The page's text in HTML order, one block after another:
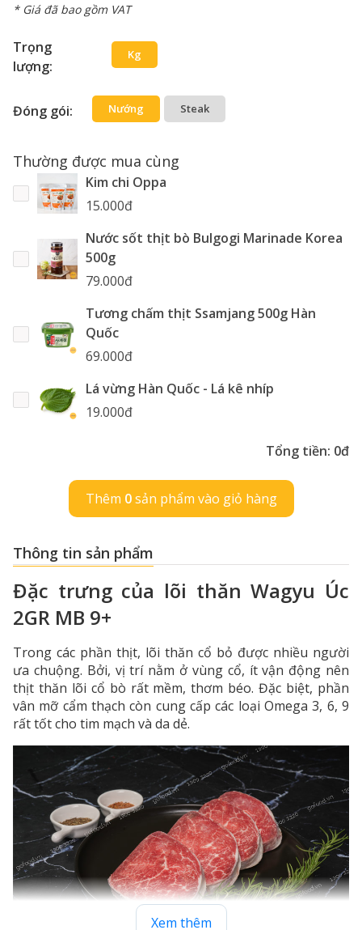
* Giá đã bao gồm VAT
Trọng
lượng:
Kg
Đóng gói: Nướng Steak
Thường được mua cùng
Kim chi Oppa
15.000đ
Nước sốt thịt bò Bulgogi Marinade Korea
500g
79.000đ
Tương chấm thịt Ssamjang 500g Hàn
Quốc
69.000đ
Lá vừng Hàn Quốc - Lá kê nhíp
19.000đ
Tổng tiền: 0đ
Thêm 0sản phẩm vào giỏ hàng
Thông tin sản phẩm
Đặc trưng của lõi thăn Wagyu Úc
2GR MB 9+
Trong các phần thịt, lõi thăn cổ bỏ được nhiều người
ưa chuộng. Bởi, vị trí nằm ở vùng cổ, ít vận động nên
thịt thăn lõi cổ bò rất mềm, thơm béo. Đặc biệt, phần
vân mỡ cẩm thạch còn cung cấp các loại Omega 3, 6, 9
rất tốt cho tim mạch và da dẻ.
Xem thêm